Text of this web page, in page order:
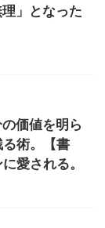
」となった
価値を明ら
術。【書
愛される。